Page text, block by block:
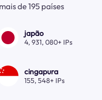
de 195 países
japão
4, 931, 080+ IPs
cingapura
155, 548+ IPs